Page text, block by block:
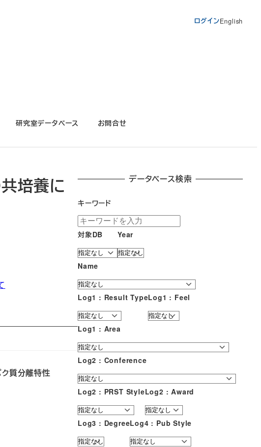
ログインEnglish
研究室データベース お問合せ
培養に
質分離特性
データベース検索
キーワード
対象DB Year
Name
Log1 : Result TypeLog1 : Feel
Log1 : Area
Log2 : Conference
Log2 : PRST StyleLog2 : Award
Log3 : DegreeLog4 : Pub Style